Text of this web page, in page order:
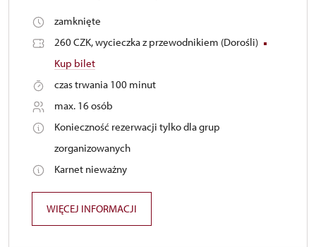
zamknięte
260 CZK, wycieczka z przewodnikiem (Dorośli)
Kup bilet
czas trwania 100 minut
max. 16 osób
Konieczność rezerwacji tylko dla grup
zorganizowanych
Karnet nieważny
WIĘCEJ INFORMACJI